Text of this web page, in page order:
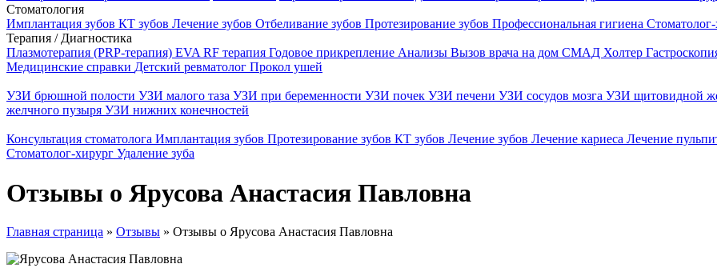
Стоматология
Имплантация зубов КТ зубов Лечение зубов Отбеливание зубов Протезирование зубов Профессиональная гигиена
Терапия / Диагностика
Плазмотерапия (PRP-терапия) EVA RF терапия Годовое прикрепление Анализы Вызов врача на дом СМАД Холтер
Медицинские справки Детский ревматолог Прокол ушей
УЗИ брюшной полости УЗИ малого таза УЗИ при беременности УЗИ почек УЗИ печени УЗИ сосудов мозга УЗИ щитовидной
желчного пузыря УЗИ нижних конечностей
Консультация стоматолога Имплантация зубов Протезирование зубов КТ зубов Лечение зубов Лечение кариеса Лечение
Стоматолог-хирург Удаление зуба
Отзывы о Ярусова Анастасия Павловна
Главная страница » Отзывы » Отзывы о Ярусова Анастасия Павловна